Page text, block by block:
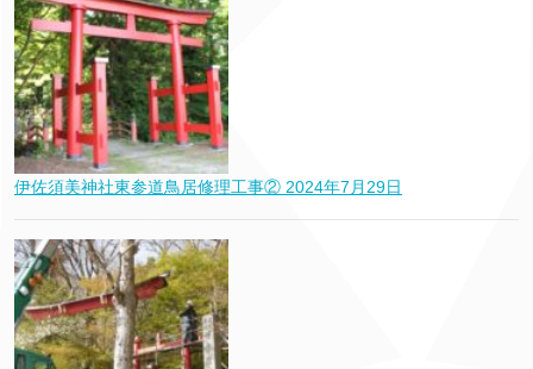
伊佐須美神社東参道鳥居修理工事② 2024年7月29日